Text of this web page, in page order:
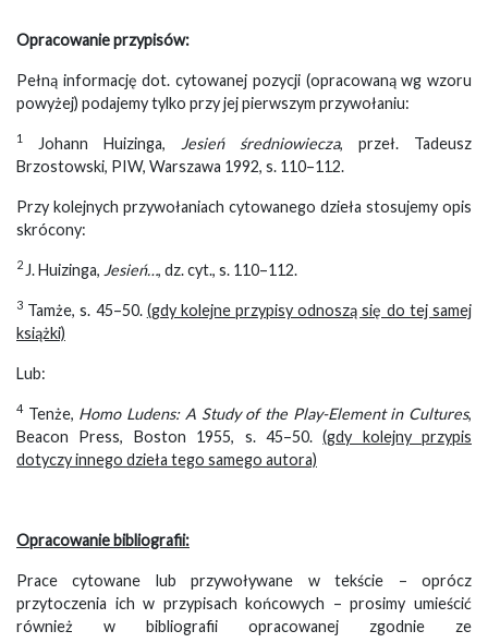
Opracowanie przypisów:
Pełną informację dot. cytowanej pozycji (opracowaną wg wzoru
powyżej) podajemy tylko przy jej pierwszym przywołaniu:
1 Johann Huizinga, Jesień średniowiecza, przeł. Tadeusz
Brzostowski, PIW, Warszawa 1992, s. 110–112.
Przy kolejnych przywołaniach cytowanego dzieła stosujemy opis
skrócony:
2 J. Huizinga, Jesień…, dz. cyt., s. 110–112.
3 Tamże, s. 45–50. (gdy kolejne przypisy odnoszą się do tej samej
książki)
Lub:
4Tenże, Homo Ludens: A Study of the Play-Element in Cultures,
Beacon Press, Boston 1955, s. 45–50.(gdy kolejny przypis
dotyczy innego dzieła tego samego autora)
Opracowanie bibliografii:
Prace cytowane lub przywoływane w tekście – oprócz
przytoczenia ich w przypisach końcowych – prosimy umieścić
również w bibliografii opracowanej zgodnie ze